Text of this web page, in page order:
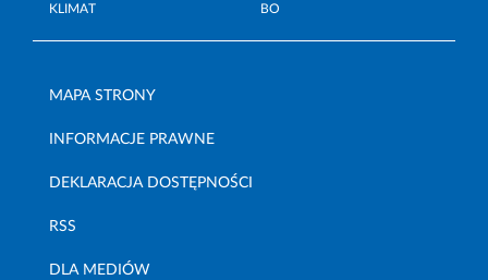
KLIMAT BO
MAPA STRONY
INFORMACJE PRAWNE
DEKLARACJA DOSTĘPNOŚCI
RSS
DLA MEDIÓW